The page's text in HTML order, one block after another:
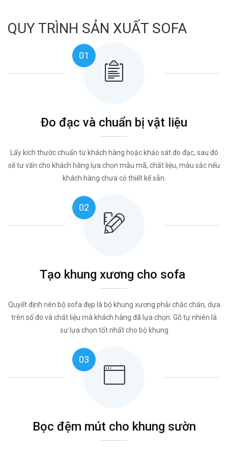
QUY TRÌNH SẢN XUẤT SOFA
01
Đo đạc và chuẩn bị vật liệu
Lấy kích thước chuẩn từ khách hàng hoặc khảo sát đo đạc, sau đó
sẽ tư vấn cho khách hàng lựa chọn mẫu mã, chất liệu, màu sắc nếu
khách hàng chưa có thiết kế sẵn.
02
Tạo khung xương cho sofa
Quyết định nên bộ sofa đẹp là bộ khung xương phải chắc chắn, dựa
trên số đo và chất liệu mà khách hàng đã lựa chọn. Gỗ tự nhiên là
sự lựa chọn tốt nhất cho bộ khung
03
Bọc đệm mút cho khung sườn